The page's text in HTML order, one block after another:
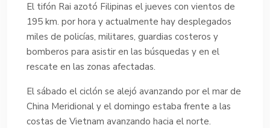
El tifón Rai azotó Filipinas el jueves con vientos de
195 km. por hora y actualmente hay desplegados
miles de policías, militares, guardias costeros y
bomberos para asistir en las búsquedas y en el
rescate en las zonas afectadas.
El sábado el ciclón se alejó avanzando por el mar de
China Meridional y el domingo estaba frente a las
costas de Vietnam avanzando hacia el norte.